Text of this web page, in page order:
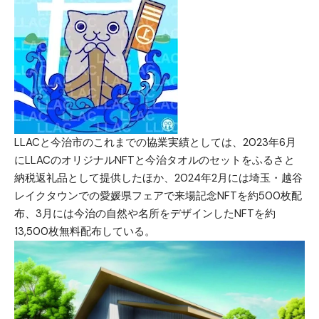
LLACと今治市のこれまでの協業実績としては、2023年6月
にLLACのオリジナルNFTと今治タオルのセットをふるさと
納税返礼品として提供したほか、2024年2月には埼玉・越谷
レイクタウンでの愛媛県フェアで来場記念NFTを約500枚配
布、3月には今治の自然や名所をデザインしたNFTを約
13,500枚無料配布している。